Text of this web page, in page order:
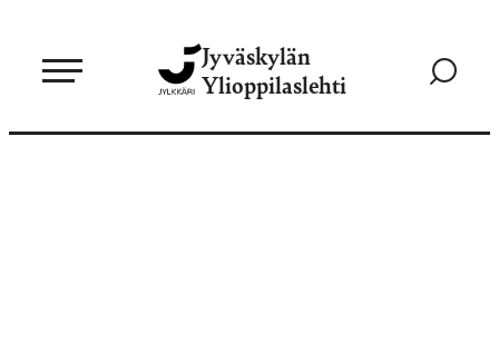
sisältöön
Jyväskylän
Ylioppilaslehti
Siirry